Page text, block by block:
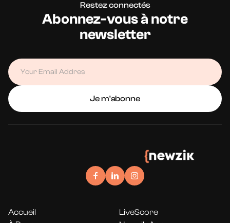
Restez connectés
Abonnez-vous à notre
newsletter
Accueil
LiveScore